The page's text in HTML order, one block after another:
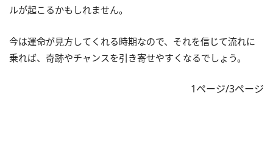
ルが起こるかもしれません。
今は運命が見方してくれる時期なので、それを信じて流れに
乗れば、奇跡やチャンスを引き寄せやすくなるでしょう。
1ページ/3ページ